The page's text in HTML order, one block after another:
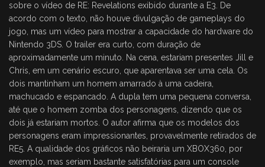
sobre o vídeo de RE: Revelations exibido durante a E3. De
acordo com o texto, não houve divulgação de gameplays do
jogo, mas um vídeo para mostrar a capacidade do hardware do
Nintendo 3DS. O trailer era curto, com duração de
aproximadamente um minuto. Na cena, estariam presentes Jill e
Chris, em um cenário escuro, que aparentava ser uma cela. Os
dois mantinham um homem amarrado à uma cadeira,
machucado e espancado. A dupla tem uma pequena conversa,
até que o homem zomba dos personagens, dizendo que os
dois já estariam mortos. O autor afirma que os modelos dos
personagens eram impressionantes, provavelmente retirados de
RE5. A qualidade dos gráficos não beiraria um XBOX360, por
exemplo, mas seriam bastante satisfatórias para um console